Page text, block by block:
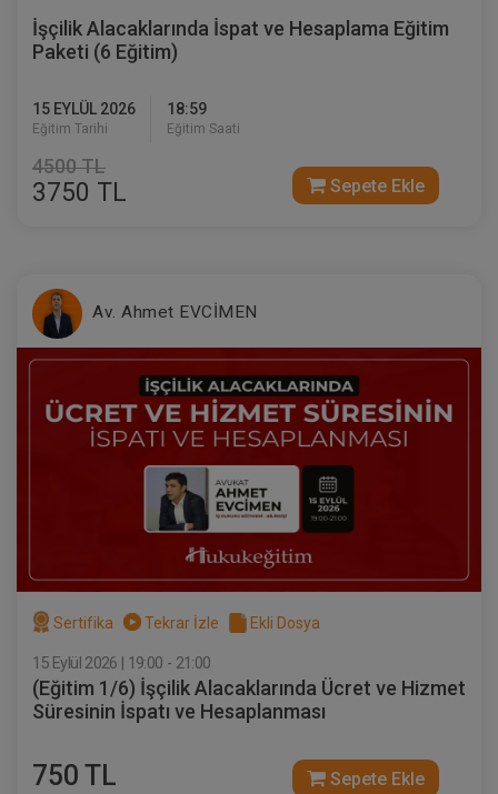
Müvekkille Görüşme Video Eğitimi
Müvekkille Görüşme Video Eğitimi
300 TL
İşçilik Alacaklarında İspat ve Hesaplama Eğitim
Paketi (6 Eğitim)
15 EYLÜL 2026
Eğitim Tarihi
18:59
Eğitim Saati
4500 TL
3750 TL Sepete Ekle
Av. Ahmet EVCİMEN
Sertifika Tekrar İzle Ekli Dosya
15 Eylül 2026 | 19:00 - 21:00
(Eğitim 1/6) İşçilik Alacaklarında Ücret ve Hizmet
Süresinin İspatı ve Hesaplanması
750 TL Sepete Ekle